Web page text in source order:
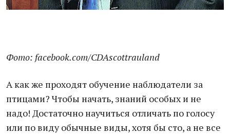
Фото: facebook.com/CDAscottrauland
А как же проходят обучение наблюдатели за
птицами? Чтобы начать, знаний особых и не
надо! Достаточно научиться отличать по голосу
или по виду обычные виды, хотя бы сто, а не все